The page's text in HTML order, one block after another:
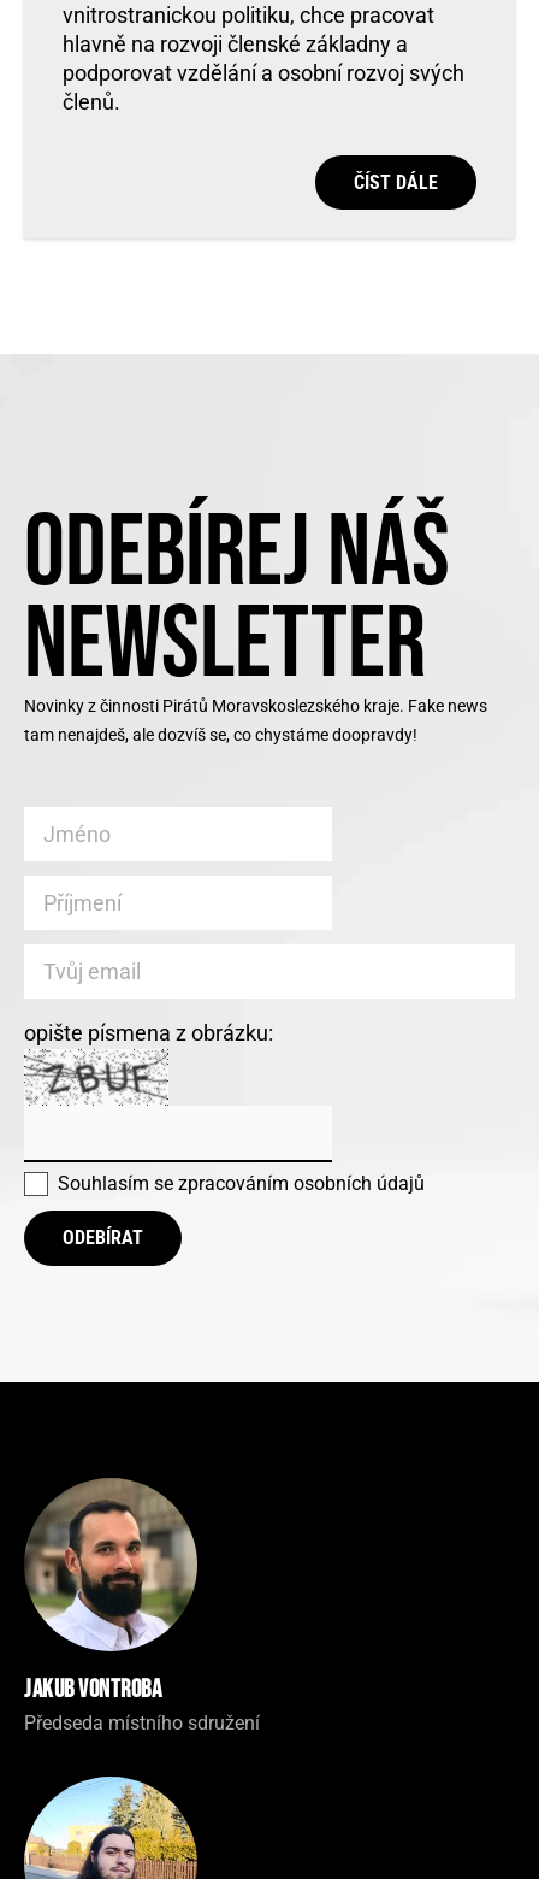
vnitrostranickou politiku, chce pracovat
hlavně na rozvoji členské základny a
podporovat vzdělání a osobní rozvoj svých
členů.
ČÍST DÁLE
ODEBÍREJ NÁŠ
NEWSLETTER
Novinky z činnosti Pirátů Moravskoslezského kraje. Fake news
tam nenajdeš, ale dozvíš se, co chystáme doopravdy!
opište písmena z obrázku:
Souhlasím se zpracováním osobních údajů
ODEBÍRAT
Jakub Vontroba
Předseda místního sdružení